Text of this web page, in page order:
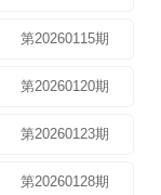
第20260115期
第20260120期
第20260123期
第20260128期